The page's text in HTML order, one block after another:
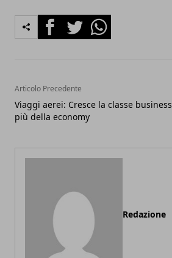
FacebookTwitterWhatsapp
Articolo Precedente
Viaggi aerei: Cresce la classe business
più della economy
Redazione